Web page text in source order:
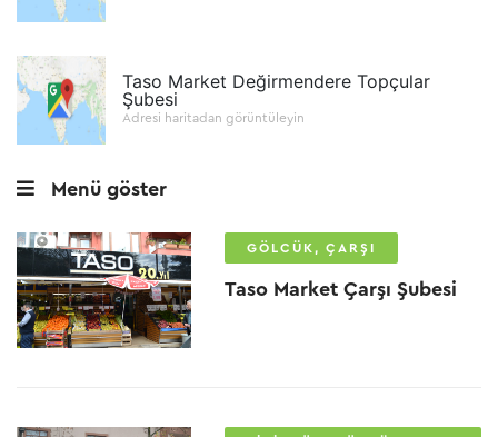
Taso Market Değirmendere Topçular
Şubesi
Adresi haritadan görüntüleyin
Menü göster
GÖLCÜK, ÇARŞI
Taso Market Çarşı Şubesi